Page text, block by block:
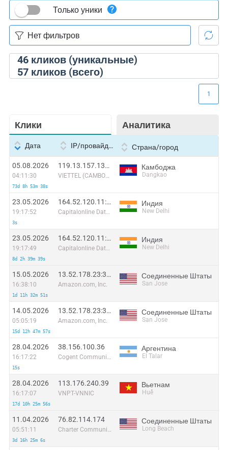
46кликов (уникальные)
57кликов (всего)
Только уники
Клики Аналитика
1
Дата IP/провайдер Страна/город
05.08.2026
04:11:30
73d 8h 53m 38s
119.13.157.138:2425
VIETTEL (CAMBODIA) PTE., LTD
Камбоджа
Dangkao
23.05.2026
19:17:52
3s
164.52.120.11:55329
Capitalonline Data Service (HK) Co
Индия
New Delhi
23.05.2026
19:17:49
8d 2h 39m 39s
164.52.120.11:57943
Capitalonline Data Service (HK) Co
Индия
New Delhi
15.05.2026
16:38:10
1d 11h 32m 51s
13.52.178.23:33848
Amazon.com, Inc.
Соединенные Штаты
San Jose
14.05.2026
05:05:19
15d 12h 47m 57s
13.52.178.23:37226
Amazon.com, Inc.
Соединенные Штаты
San Jose
28.04.2026
16:17:22
15s
38.156.100.36
Cogent Communications
Аргентина
El Talar
28.04.2026
16:17:07
17d 10h 25m 56s
113.176.240.39
VNPT-VNNIC
Вьетнам
Huế
11.04.2026
05:51:11
3d 16h 25m 6s
76.82.114.174
Charter Communications
Соединенные Штаты
Long Beach